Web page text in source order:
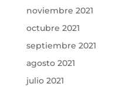
noviembre 2021
octubre 2021
septiembre 2021
agosto 2021
julio 2021